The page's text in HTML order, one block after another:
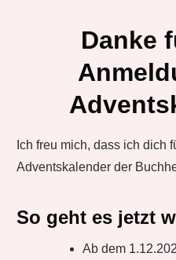
Danke
Ich freu mich, dass ich dich
Adventskalender der
So geht es jetzt
Ab dem